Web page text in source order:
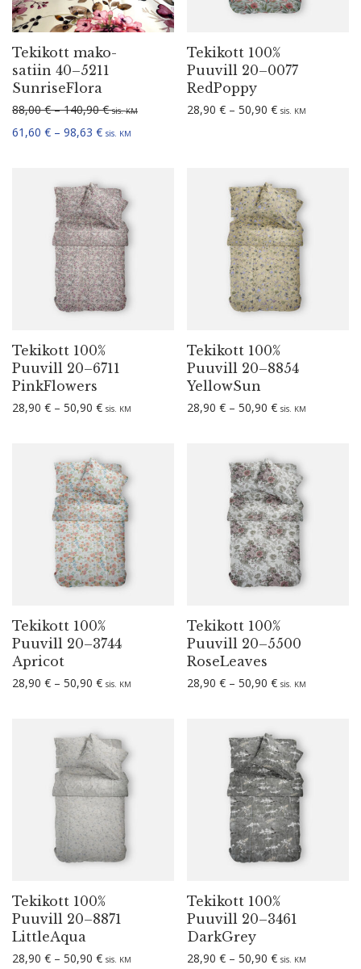
Tekikott mako-
satiin 40–5211
SunriseFlora
88,00€ – 140,90€Hinna­va­hemik: 88,00 € kuni 140,90 €
sis.KM
61,60 € – 98,63 €Hinna­va­hemik: 61,60 € kuni 98,63 €
sis. KM
Tekikott 100%
Puuvill 20–0077
RedPoppy
28,90 € – 50,90 €Hinna­va­hemik:
sis. KM
Tekikott 100%
Puuvill 20–6711
PinkFlowers
28,90 € – 50,90 €Hinna­va­hemik: 28,90 € kuni 50,90 €
sis. KM
Tekikott 100%
Puuvill 20–8854
YellowSun
28,90 € – 50,90 €Hinna­va­hemik:
sis. KM
Tekikott 100%
Puuvill 20–3744
Apricot
28,90 € – 50,90 €Hinna­va­hemik: 28,90 € kuni 50,90 €
sis. KM
Tekikott 100%
Puuvill 20–5500
RoseLeaves
28,90 € – 50,90 €Hinna­va­hemik:
sis. KM
Tekikott 100%
Puuvill 20–8871
LittleAqua
28,90 € – 50,90 €Hinna­va­hemik: 28,90 € kuni 50,90 €
sis. KM
Tekikott 100%
Puuvill 20–3461
DarkGrey
28,90 € – 50,90 €Hinna­va­hemik:
sis. KM